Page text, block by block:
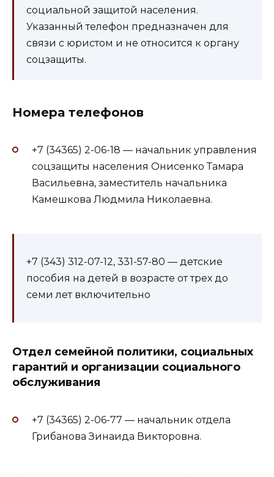
социальной защитой населения.
Указанный телефон предназначен для
связи с юристом и не относится к органу
соцзащиты.
Номера телефонов
+7 (34365) 2-06-18 — начальник управления
соцзащиты населения Онисенко Тамара
Васильевна, заместитель начальника
Камешкова Людмила Николаевна.
+7 (343) 312-07-12, 331-57-80 — детские
пособия на детей в возрасте от трех до
семи лет включительно
Отдел семейной политики, социальных
гарантий и организации социального
обслуживания
+7 (34365) 2-06-77 — начальник отдела
Грибанова Зинаида Викторовна.